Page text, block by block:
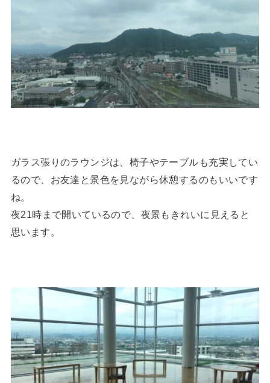
ガラス張りのラウンジは、椅子やテーブルも充実してい
るので、お友達と景色を見ながら休憩するのもいいです
ね。
夜21時まで開いているので、夜景もきれいに見えると
思います。